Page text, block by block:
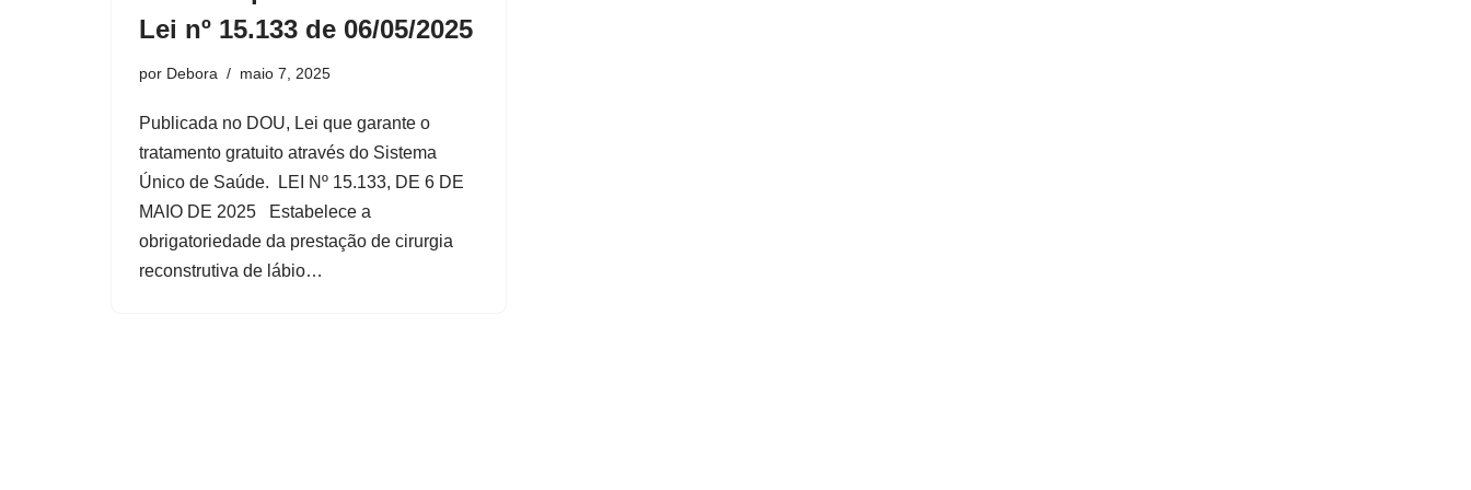
Lei nº 15.133 de 06/05/2025
por Debora maio 7, 2025
Publicada no DOU, Lei que garante o
tratamento gratuito através do Sistema
Único de Saúde. LEI Nº 15.133, DE 6 DE
MAIO DE 2025 Estabelece a
obrigatoriedade da prestação de cirurgia
reconstrutiva de lábio…